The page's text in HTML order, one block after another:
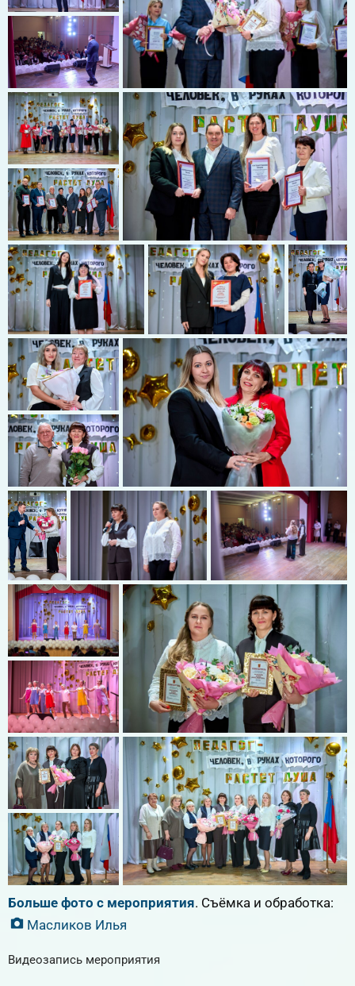
Больше фото с мероприятия. Съёмка и обработка:
Масликов Илья
Видеозапись мероприятия